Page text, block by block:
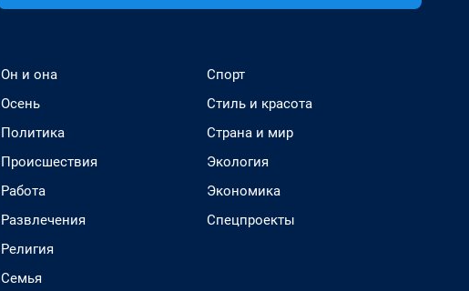
Он и она
Осень
Политика
Происшествия
Работа
Развлечения
Религия
Семья
Спорт
Стиль и красота
Страна и мир
Экология
Экономика
Спецпроекты